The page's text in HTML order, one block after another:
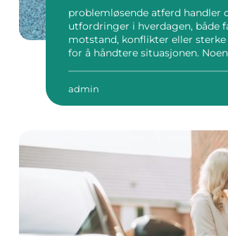
problemløsende atferd
utfordringer i hverdagen, både
motstand, konflikter eller
for å håndtere situasjonen.
admin